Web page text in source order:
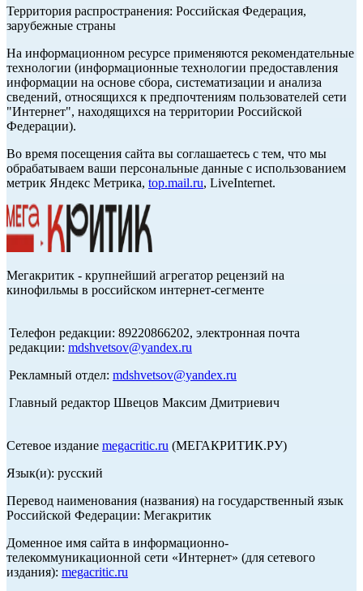
Территория распространения: Российская Федерация,
зарубежные страны
На информационном ресурсе применяются рекомендательные
технологии (информационные технологии предоставления
информации на основе сбора, систематизации и анализа
сведений, относящихся к предпочтениям пользователей сети
"Интернет", находящихся на территории Российской
Федерации).
Во время посещения сайта вы соглашаетесь с тем, что мы
обрабатываем ваши персональные данные с использованием
метрик Яндекс Метрика, top.mail.ru, LiveInternet.
Мегакритик - крупнейший агрегатор рецензий на
кинофильмы в российском интернет-сегменте
Телефон редакции: 89220866202, электронная почта
редакции: mdshvetsov@yandex.ru
Рекламный отдел: mdshvetsov@yandex.ru
Главный редактор Швецов Максим Дмитриевич
Сетевое издание megacritic.ru (МЕГАКРИТИК.РУ)
Язык(и): русский
Перевод наименования (названия) на государственный язык
Российской Федерации: Мегакритик
Доменное имя сайта в информационно-
телекоммуникационной сети «Интернет» (для сетевого
издания): megacritic.ru